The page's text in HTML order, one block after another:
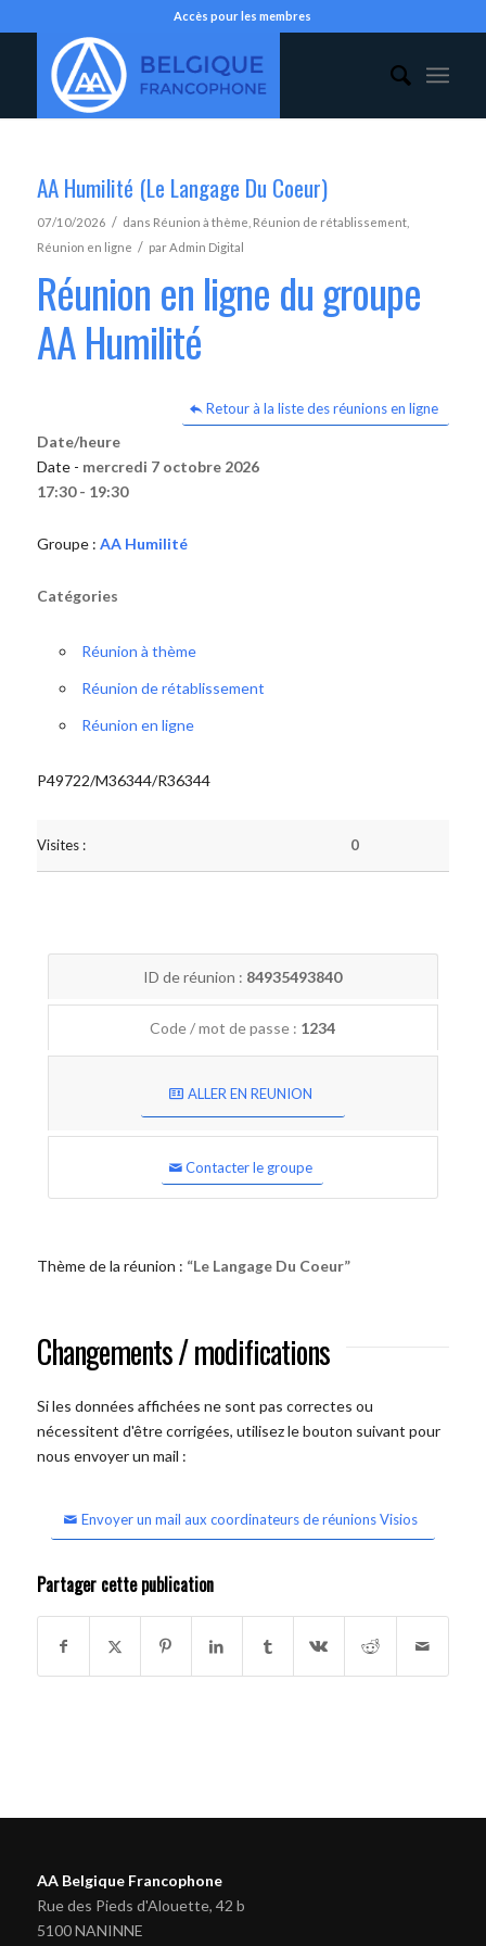
Accès pour les membres
AA Humilité (Le Langage Du Coeur)
07/10/2026 / dans Réunion à thème Réunion de rétablissement,
Réunion en ligne / parAdmin Digital
Réunion en ligne du groupe
AA Humilité
Retour à la liste des réunions en ligne
Date/heure
Date - mercredi 7 octobre 2026
17:30 - 19:30
Groupe : AA Humilité
Catégories
Réunion à thème
Réunion de rétablissement
Réunion en ligne
P49722/M36344/R36344
Visites : 0
ID de réunion : 84935493840
Code / mot de passe : 1234
ALLER EN REUNION
Contacter le groupe
Thème de la réunion : “Le Langage Du Coeur”
Changements / modifications
Si les données affichées ne sont pas correctes ou
nécessitent d'être corrigées, utilisez le bouton suivant pour
nous envoyer un mail :
Envoyer un mail aux coordinateurs de réunions Visios
Partager cette publication
AA Belgique Francophone
Rue des Pieds d'Alouette, 42 b
5100 NANINNE